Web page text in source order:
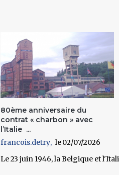
80ème anniversaire du
contrat « charbon » avec
l’Italie ...
francois.detry
02/07/2026
Le 23 juin 1946, la Belgique et